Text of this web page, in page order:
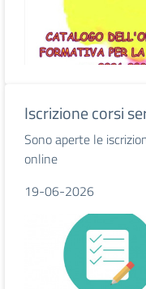
Iscrizione corsi
Sono aperte le
online
19-06-2026